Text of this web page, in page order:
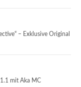
– Exklusive Original
1.1 mit Aka MC